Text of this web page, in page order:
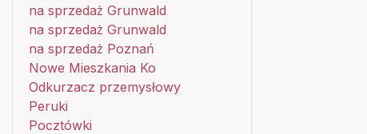
na sprzedaż Grunwald
na sprzedaż Grunwald
na sprzedaż Poznań
Nowe Mieszkania Ko
Odkurzacz przemysłowy
Peruki
Pocztówki